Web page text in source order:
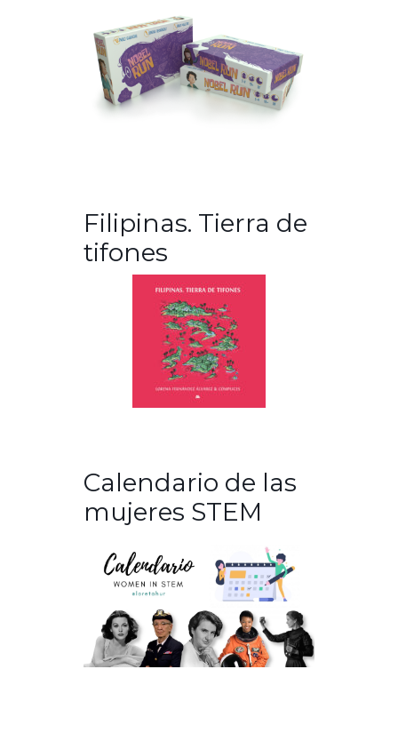
Filipinas. Tierra de
tifones
Calendario de las
mujeres STEM